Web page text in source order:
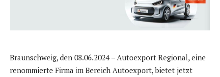
Braunschweig, den 08.06.2024 – Autoexport Regional, eine
renommierte Firma im Bereich Autoexport, bietet jetzt